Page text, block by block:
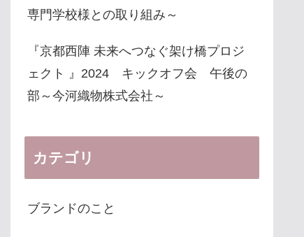
専門学校様との取り組み～
『京都西陣 未来へつなぐ架け橋プロジ
ェクト 』2024 キックオフ会 午後の
部～今河織物株式会社～
カテゴリ
ブランドのこと